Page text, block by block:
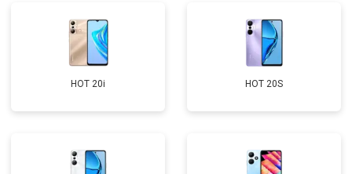
HOT 20i HOT 20S